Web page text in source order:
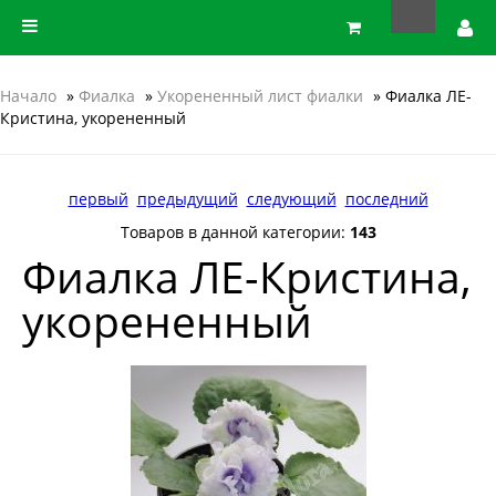
Начало » Фиалка » Укорененный лист фиалки » Фиалка ЛЕ-
Кристина, укорененный
первый предыдущий следующий последний
Товаров в данной категории: 143
Фиалка ЛЕ-Кристина,
укорененный